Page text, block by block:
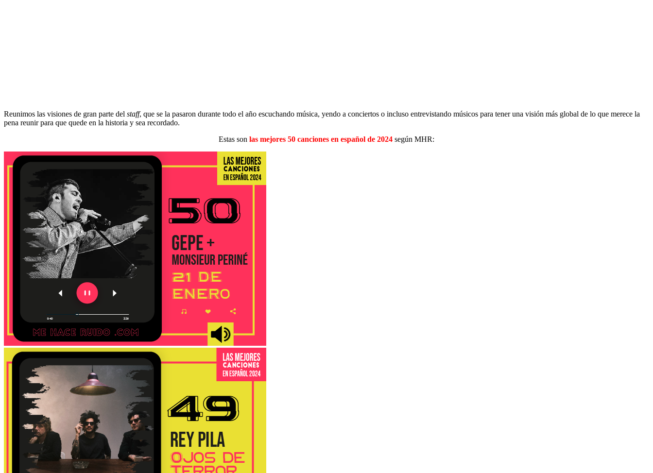
Reunimos las visiones de gran parte del staff, que se la pasaron durante todo el año escuchando música, yendo a conciertos o incluso entrevistando músicos para tener una visión más global de lo que merece la
pena reunir para que quede en la historia y sea recordado.
Estas son las mejores 50 canciones en español de 2024 según MHR: